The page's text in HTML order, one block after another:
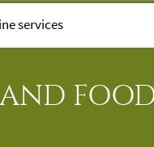
services